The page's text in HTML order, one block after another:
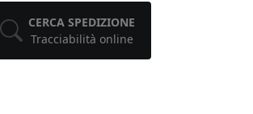
CERCA SPEDIZIONE
Tracciabilità online